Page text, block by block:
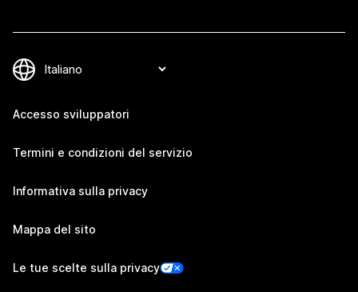
Accesso sviluppatori
Termini e condizioni del servizio
Informativa sulla privacy
Mappa del sito
Le tue scelte sulla privacy